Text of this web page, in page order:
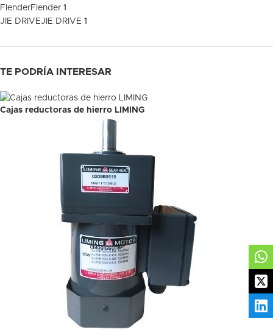
FlenderFlender 1
JIE DRIVEJIE DRIVE 1
TE PODRÍA INTERESAR
Cajas reductoras de hierro LIMING